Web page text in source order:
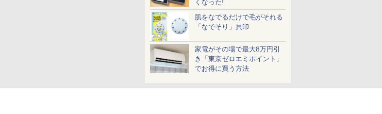
くなった!
肌をなでるだけで毛がそれる
「なでそり」貝印
家電がその場で最大8万円引
き「東京ゼロエミポイント」
でお得に買う方法